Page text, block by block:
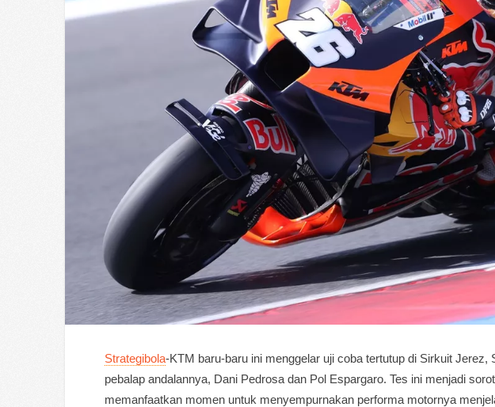
Strategibola-KTM baru-baru ini menggelar uji coba tertutup di Sirkuit Jerez,
pebalap andalannya, Dani Pedrosa dan Pol Espargaro. Tes ini menjadi
memanfaatkan momen untuk menyempurnakan performa motornya